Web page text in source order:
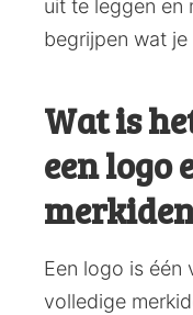
uit te leggen en
begrijpen wat je
Wat is
een logo
Een logo is één
volledige